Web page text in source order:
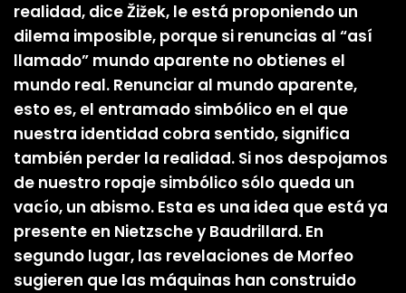
realidad, dice Žižek, le está proponiendo un
dilema imposible, porque si renuncias al “así
llamado” mundo aparente no obtienes el
mundo real. Renunciar al mundo aparente,
esto es, el entramado simbólico en el que
nuestra identidad cobra sentido, significa
también perder la realidad. Si nos despojamos
de nuestro ropaje simbólico sólo queda un
vacío, un abismo. Esta es una idea que está ya
presente en Nietzsche y Baudrillard. En
segundo lugar, las revelaciones de Morfeo
sugieren que las máquinas han construido